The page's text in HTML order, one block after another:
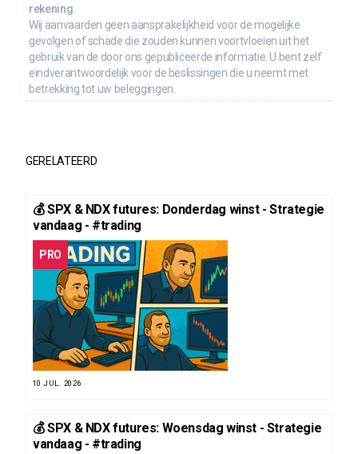
rekening.
Wij aanvaarden geen aansprakelijkheid voor de mogelijke
gevolgen of schade die zouden kunnen voortvloeien uit het
gebruik van de door ons gepubliceerde informatie. U bent zelf
eindverantwoordelijk voor de beslissingen die u neemt met
betrekking tot uw beleggingen.
GERELATEERD
💰 SPX & NDX futures: Donderdag winst - Strategie
vandaag - #trading
PRO
10 JUL. 2026
💰 SPX & NDX futures: Woensdag winst - Strategie
vandaag - #trading